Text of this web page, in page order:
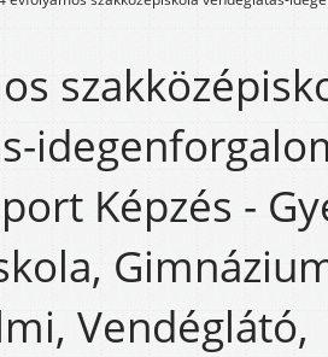
Képzés -
Vendéglátó,